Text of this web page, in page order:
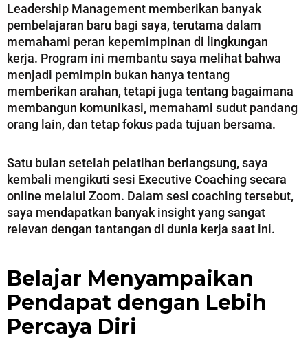
Leadership Management memberikan banyak
pembelajaran baru bagi saya, terutama dalam
memahami peran kepemimpinan di lingkungan
kerja. Program ini membantu saya melihat bahwa
menjadi pemimpin bukan hanya tentang
memberikan arahan, tetapi juga tentang bagaimana
membangun komunikasi, memahami sudut pandang
orang lain, dan tetap fokus pada tujuan bersama.
Satu bulan setelah pelatihan berlangsung, saya
kembali mengikuti sesi Executive Coaching secara
online melalui Zoom. Dalam sesi coaching tersebut,
saya mendapatkan banyak insight yang sangat
relevan dengan tantangan di dunia kerja saat ini.
Belajar Menyampaikan
Pendapat dengan Lebih
Percaya Diri